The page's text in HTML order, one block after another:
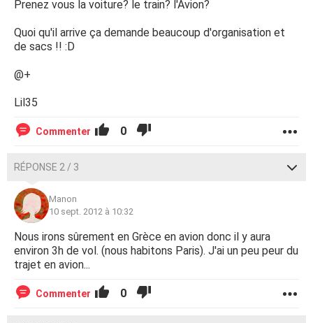
Prenez vous la voiture? le train? l'Avion?
Quoi qu'il arrive ça demande beaucoup d'organisation et
de sacs !! :D
@+
Lil35
Commenter 0
RÉPONSE 2 / 3
Manon
10 sept. 2012 à 10:32
Nous irons sûrement en Grèce en avion donc il y aura
environ 3h de vol. (nous habitons Paris). J'ai un peu peur du
trajet en avion...
Commenter 0